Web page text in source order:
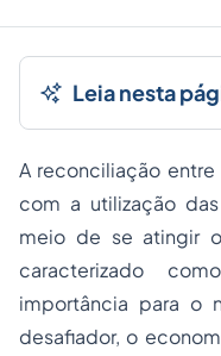
Leia nesta
A reconciliação
com a utilização
meio de se atingir
caracterizado
importância para o
desafiador, o